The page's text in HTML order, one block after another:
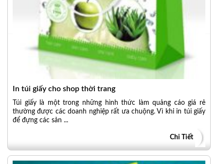
In túi giấy cho shop thời trang
Túi giấy là một trong những hình thức làm quảng cáo giá rẻ
thường được các doanh nghiệp rất ưa chuộng. Vì khi in túi giấy
để đựng các sản ...
Chi Tiết